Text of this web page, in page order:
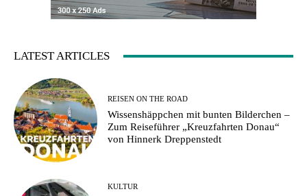
LATEST ARTICLES
REISEN ON THE ROAD
Wissenshäppchen mit bunten Bilderchen –
Zum Reiseführer „Kreuzfahrten Donau“
von Hinnerk Dreppenstedt
KULTUR